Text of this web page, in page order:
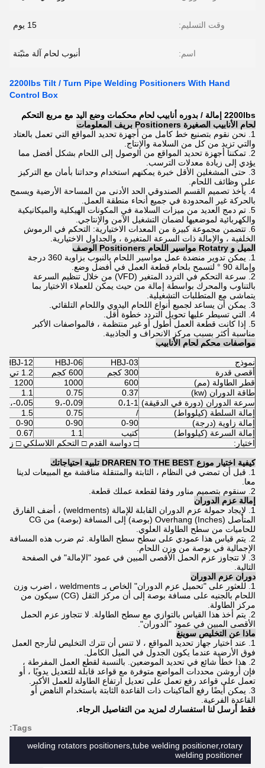
وقت التسليم: 15 يوم
اسم: أنبوب لحام آلة مثبّتة
2200lbs Tilt / Turn Pipe Welding Positioners With Hand
Control Box
2200lbs إمالة / بدوره أنابيب لحام محكمات وضع اليد مع مربع التحكم
لحام الأنابيب الصغيرة Positioners بريف المعلومات
1. نحن نقوم بتصنيع خط كامل من أجهزة تحديد المواقع التي تعمل بالعتاد
والتي تزيد من كل من السلامة والإنتاج.
2. تمكننا أجهزة تحديد المواقع من الوصول إلى اللحام بشكل أفضل مما
يؤدي إلى زيادة معدلات الترسب.
3. حتى المشغلين الأقل خبرة يمكنهم استخدام وحداتنا بأمان مع التركيز
على وظائف اللحام.
4. يأخذ تصميم القسم الصندوقي الحد الأدنى من المساحة الأرضية ويسمح
بالحركة غير المحدودة في جميع أنحاء منطقة العمل.
5. تم دمج العديد من ميزات السلامة في المكونات الهيكلية والميكانيكية
والكهربائية لموضعيها لضمان التشغيل الآمن والإنتاجي.
6. تتضمن مجموعة كبيرة من المعدات الاختيارية: التحكم في الرموش
الخلفية ، والإمالة ذات السرعة المتغيرة ، والجداول الاختيارية.
الميل و Rotatry مواسير اللحام Positioners الوصف
1. يمكن تدوير منضدة عمل مواسير اللحام بالنبوب بزاوية 360 درجة
وإمالة 90 ° لتسمح بلحام قطعة العمل في أفضل وضع.
2. سرعة التحكم في التردد المتغير (VFD) من خلال تنظيم السرعة
بالتناوب والمحرك بواسطة إمالة من حيث يمكن للعملاء الاختيار بما
يتماشى مع المتطلبات التشغيلية.
3. يمكن أن يساعد لجميع أنواع اللحام اليدوي واللحام التلقائي.
4. التي تسيطر عليها تحويل التردد خطوة أقل.
5. إذا كانت قطعة العمل أطول أو غير منتظمة ، فالمواصفات الأكبر
مناسبة أكثر بسبب مركز الانحراف و الجاذبية.
مواصفات محكم لحام الأنابيب
نموذج HBJ-03
HBJ-06
HBJ-12
أقصى قدرة
300 كجم 600 كجم
1.2 تي
قطر الطاولة (مم)
600
1000
1200
طاقة الدوران (kw)
0.37
0.75
1.1
سرعة الدوران (دورة في الدقيقة) 0،1-1 0،09-،9
0،05-،5
إمالة السلطة (كيلوواط)
/
0.75
1.5
إمالة زاوية (درجة)
0-90
0-90
0-90
إمالة السرعة (كيلوواط)
كتيب 1.1
0.67
اختيار:
□ دواسة القدم □ التحكم اللاسلكي □ زاوية
كيفية اختيار موزع DRAREN TO THE BEST تلبية احتياجاتك
1. قبل أن تمضي في النظام ، الثابتة والمتنقلة مناقشة مع المبيعات لدينا
معا.
2. سنقوم بتصميم مناور وفقا لقطعة عملك قطعة.
إمالة عزم الدوران
1. لإيجاد حمولة عزم الدوران القابلة للإمالة (weldments) ، أضف الفارق
المتأصل (Inches) Overhang (بوصة) إلى المسافة (بوصة) من CG
للحاميات من سطح الطاولة العلوي.
2. يتم قياس هذا عمودي على سطح سطح الطاولة. ثم ضرب هذه المسافة
الإجمالية في بوصة من وزن اللحام.
3. لا تتجاوز عزم الحمل الأقصى المبين في عمود "الإمالة" في الصفحة
التالية.
دوران عزم الدوران
1. للعثور على "تحميل عزم الدوران" الخاص بـ weldments ، اضرب وزن
اللحام بالجنيه على مسافة بوصة إلى أن مركز الثقل (CG) سيكون من
مركز الطاولة.
2. يتم أخذ هذا القياس بالتوازي مع سطح الطاولة. لا تتجاوز عزم الحمل
الأقصى المبين في عمود "الدوران".
ماذا عن التخليص سوينغ
1. عند اختيار جهاز تحديد المواقع ، لا تنس أن تترك التخليص لتأرجح العمل
فوق الأرضية عندما يكون الجدول في الميل الكامل.
2. هذا خطأ شائع في تحديد الموضعين. بالنسبة لقطع العمل المفرطة ،
فإن أروشن محددات المواضع متوفرة مع قواعد قابلة للتعديل يدويًا ، أو
تعمل على قواعد رفع تعمل على تعديل ارتفاع الطاولة للعمل الأكبر.
3. يمكن أيضًا رفع الماكينات ذات القاعدة الثابتة باستخدام الناهض أو
القاعدة الفرعية.
فقط أرسل لنا استفسارك لمزيد من التفاصيل الرجاء.
Tags:
welding rotators positioners,tube welding positioner,rotary
welding positioner